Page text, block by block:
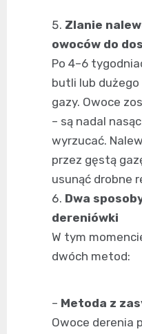
Zlanie
owoców do
Po 4–6
butli lub dużego
gazy. Owoce
– są nadal
wyrzucać.
przez gęstą
usunąć drobne
Dwa
dereniówki
W tym
dwóch metod:
– Metoda z
Owoce derenia